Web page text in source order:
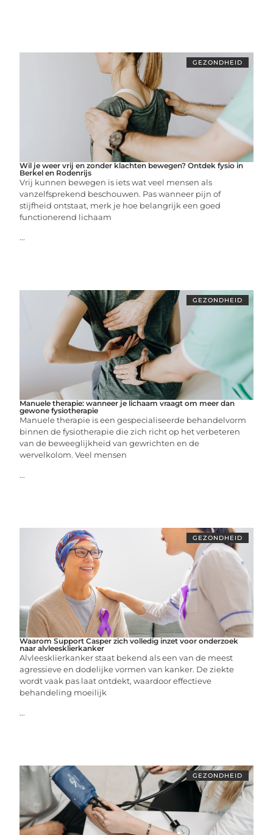
GEZONDHEID
Wil je weer vrij en zonder klachten bewegen? Ontdek fysio in
Berkel en Rodenrijs
Vrij kunnen bewegen is iets wat veel mensen als
vanzelfsprekend beschouwen. Pas wanneer pijn of
stijfheid ontstaat, merk je hoe belangrijk een goed
functionerend lichaam
...
GEZONDHEID
Manuele therapie: wanneer je lichaam vraagt om meer dan
gewone fysiotherapie
Manuele therapie is een gespecialiseerde behandelvorm
binnen de fysiotherapie die zich richt op het verbeteren
van de beweeglijkheid van gewrichten en de
wervelkolom. Veel mensen
...
GEZONDHEID
Waarom Support Casper zich volledig inzet voor onderzoek
naar alvleesklierkanker
Alvleesklierkanker staat bekend als een van de meest
agressieve en dodelijke vormen van kanker. De ziekte
wordt vaak pas laat ontdekt, waardoor effectieve
behandeling moeilijk
...
GEZONDHEID